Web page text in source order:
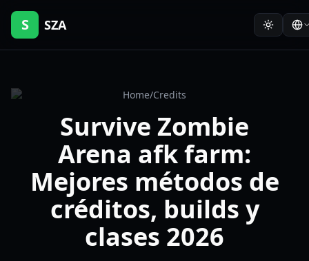
S SZA
Home/Credits
Survive Zombie
Arena afk farm:
Mejores métodos de
créditos, builds y
clases 2026